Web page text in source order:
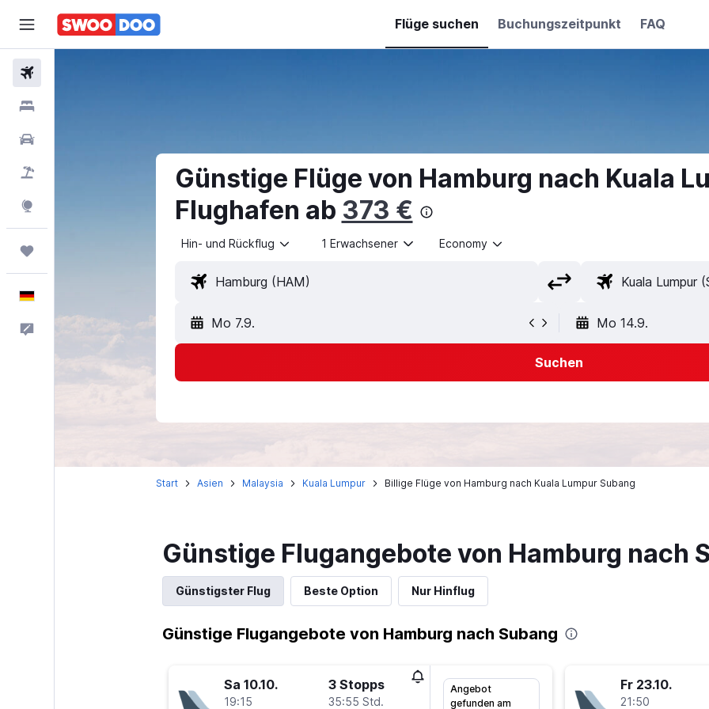
Flüge suchen Buchungszeitpunkt FAQ
Günstige Flüge von Hamburg nach Kuala
Flughafen ab 373 €
Hin- und Rückflug 1 Erwachsener Economy
Mo 7.9. Mo 14.9.
Suchen
Start Asien Malaysia Kuala Lumpur Billige Flüge von Hamburg nach Kuala Lumpur Subang
Günstige Flugangebote von Hamburg nach
Günstigster Flug Beste Option Nur Hinflug
Günstige Flugangebote von Hamburg nach Subang
Sa 10.10.
19:15
3 Stopps
35:55 Std.
Angebot
gefunden am
Fr 23.10.
21:50